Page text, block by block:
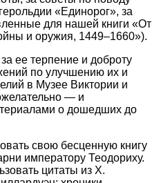
«Единорог», за
для нашей книги «От
и оружия, 1449–1660»).
ее терпение и доброту
по улучшению их и
в Музее Виктории и
— и
о дошедших до
свою бесценную книгу
императору Теодориху.
цитаты из X.